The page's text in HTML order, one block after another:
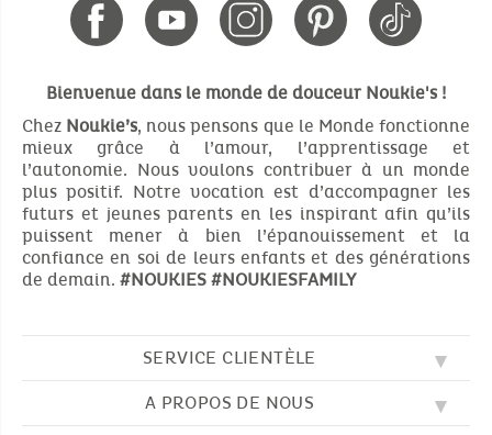
Bienvenue dans le monde de douceur Noukie's !
Chez Noukie’s, nous pensons que le Monde fonctionne
mieux grâce à l’amour, l’apprentissage et
l’autonomie. Nous voulons contribuer à un monde
plus positif. Notre vocation est d’accompagner les
futurs et jeunes parents en les inspirant afin qu’ils
puissent mener à bien l’épanouissement et la
confiance en soi de leurs enfants et des générations
de demain. #NOUKIES #NOUKIESFAMILY
SERVICE CLIENTÈLE
QUESTIONS FRÉQUENTES (FAQ)
A PROPOS DE NOUS